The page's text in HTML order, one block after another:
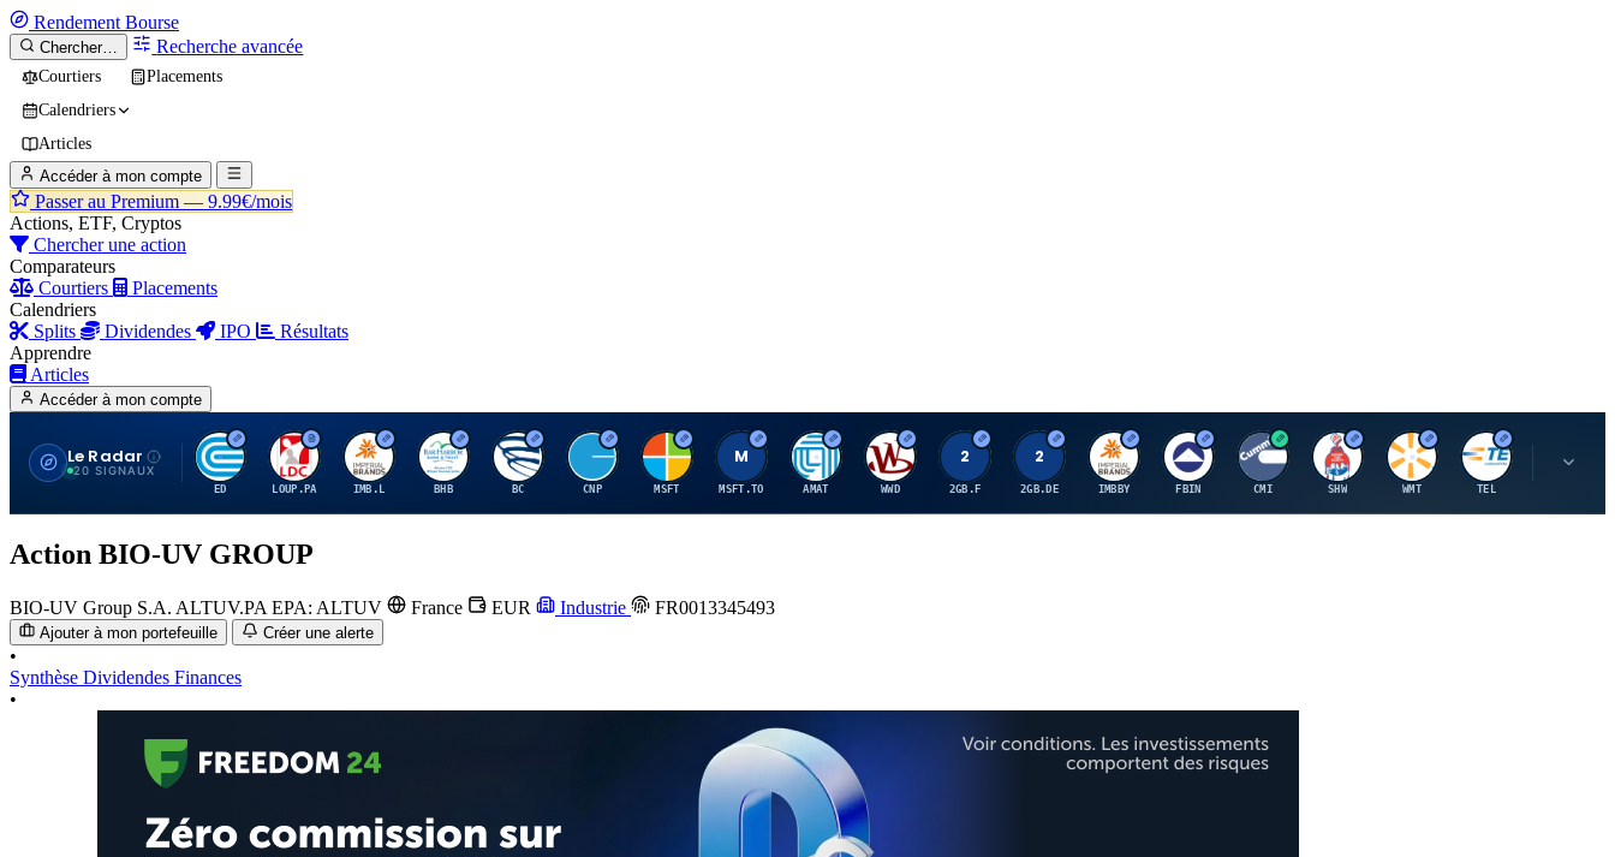
Rendement Bourse
Chercher… Recherche avancée
Courtiers
Placements
Calendriers
Articles
Accéder à mon compte
Passer au Premium — 9.99€/mois
Actions, ETF, Cryptos
Chercher une action
Comparateurs
Courtiers
Placements
Calendriers
Splits
Dividendes IPO
Résultats
Apprendre
Articles
Accéder à mon compte
Le Radar
20 SIGNAUX
C
ED
L
LOUP.PA
I
IMB.L
B
BHB
B
BC
C
CNP
M
MSFT
M
MSFT.TO
A
AMAT
W
WWD
2
2GB.F
2
2GB.DE
I
IMBBY
F
FBIN
C
CMI
S
SHW
W
WMT TEL
M
Action BIO-UV GROUP
BIO-UV Group S.A. ALTUV.PA EPA: ALTUV France EUR Industrie FR0013345493
Ajouter à mon portefeuille Créer une alerte
•
Synthèse Dividendes Finances
•